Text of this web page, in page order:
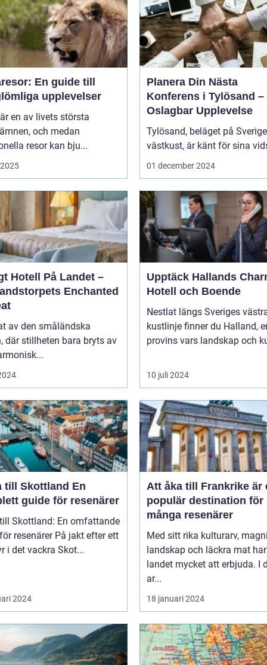
En guide till
upplevelser
en av livets största
och medan
resor kan bju...
Planera Din Nästa
Konferens i Tylösand –
Oslagbar Upplevelse
Tylösand, beläget på
västkust, är känt för sina
01 december 2024
Hotell På Landet –
Enchanted
av den småländska
där stillheten bara bryts av
Upptäck Hallands
Hotell och Boende
Nestlat längs Sveriges
kustlinje finner du Halland,
provins vars landskap och
10 juli 2024
Skottland En
guide för resenärer
Skottland: En omfattande
På jakt efter ett
i det vackra Skot...
2024
Att åka till Frankrike är
populär destination för
många resenärer
Med sitt rika kulturarv,
landskap och läckra mat har
landet mycket att erbjuda. I
ar...
18 januari 2024